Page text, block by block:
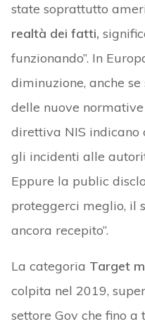
state soprattutto
realtà dei fatti,
funzionando”. In
diminuzione, anche
delle nuove normative
direttiva NIS indicano
gli incidenti alle
Eppure la public
proteggerci meglio, il
ancora recepito”.
La categoria Target
colpita nel 2019,
settore Gov che fino